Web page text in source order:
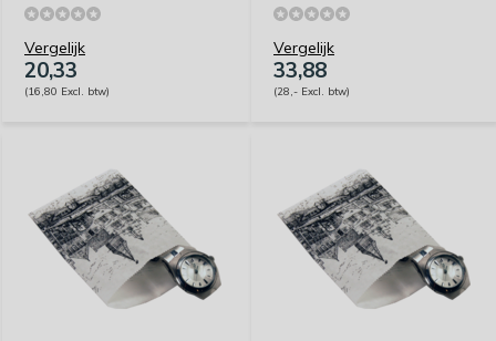
Vergelijk
20,33
(16,80 Excl. btw)
Vergelijk
33,88
(28,- Excl. btw)